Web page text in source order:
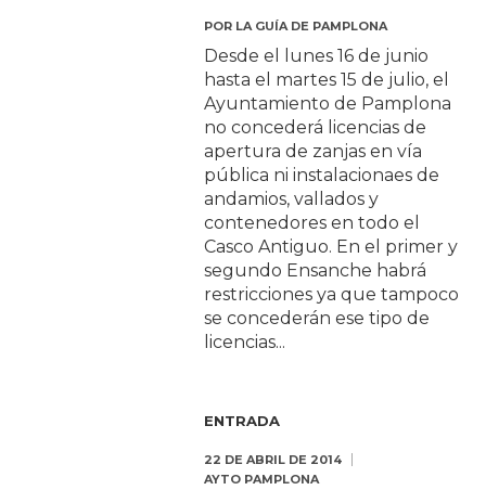
POR LA GUÍA DE PAMPLONA
Desde el lunes 16 de junio
hasta el martes 15 de julio, el
Ayuntamiento de Pamplona
no concederá licencias de
apertura de zanjas en vía
pública ni instalacionaes de
andamios, vallados y
contenedores en todo el
Casco Antiguo. En el primer y
segundo Ensanche habrá
restricciones ya que tampoco
se concederán ese tipo de
licencias...
ENTRADA
22 DE ABRIL DE 2014
AYTO PAMPLONA